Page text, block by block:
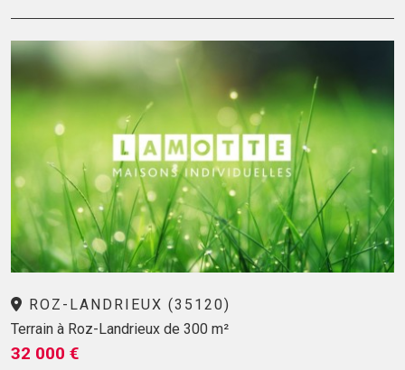
ROZ-LANDRIEUX (35120)
Terrain à Roz-Landrieux de 300 m²
32 000 €